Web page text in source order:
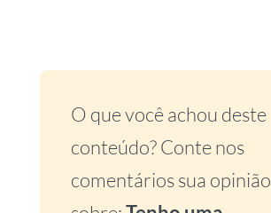
O que você achou deste
conteúdo? Conte nos
comentários sua opinião